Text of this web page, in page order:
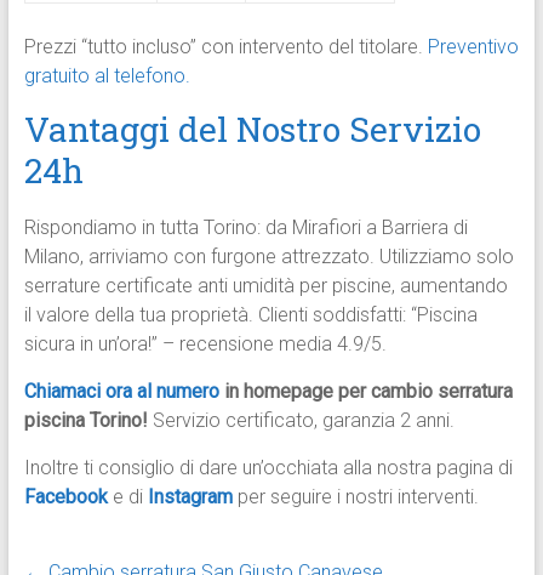
Prezzi “tutto incluso” con intervento del titolare. Preventivo
gratuito al telefono.
Vantaggi del Nostro Servizio
24h
Rispondiamo in tutta Torino: da Mirafiori a Barriera di
Milano, arriviamo con furgone attrezzato. Utilizziamo solo
serrature certificate anti umidità per piscine, aumentando
il valore della tua proprietà. Clienti soddisfatti: “Piscina
sicura in un’ora!” – recensione media 4.9/5.
Chiamaci ora al numeroin homepage per cambio serratura
piscina Torino! Servizio certificato, garanzia 2 anni.
Inoltre ti consiglio di dare un’occhiata alla nostra pagina di
Facebook e di Instagram per seguire i nostri interventi.